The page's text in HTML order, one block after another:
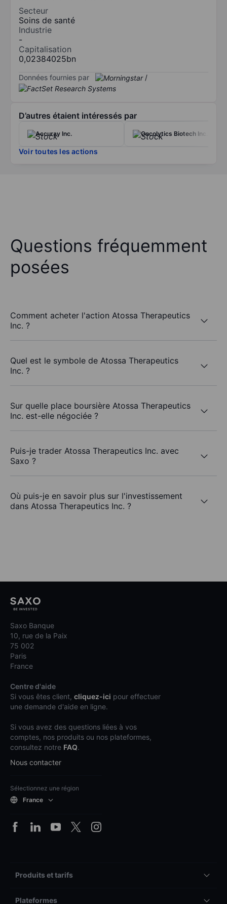
Secteur
Soins de santé
Industrie
-
Capitalisation
0,02384025bn
Données fournies par /
D’autres étaient intéressés par
Accuray Inc. Oncolytics Biotech Inc.
Voir toutes les actions
Questions fréquemment
posées
Comment acheter l'action Atossa Therapeutics
Inc. ?
Quel est le symbole de Atossa Therapeutics
Inc. ?
Sur quelle place boursière Atossa Therapeutics
Inc. est-elle négociée ?
Puis-je trader Atossa Therapeutics Inc. avec
Saxo ?
Où puis-je en savoir plus sur l'investissement
dans Atossa Therapeutics Inc. ?
Saxo Banque
10, rue de la Paix
75 002
Paris
France
Centre d'aide
Si vous êtes client, cliquez-ici pour effectuer
une demande d'aide en ligne.
Si vous avez des questions liées à vos
comptes, nos produits ou nos plateformes,
consultez notre FAQ.
Nous contacter
Sélectionnez une région
France
Produits et tarifs
Plateformes